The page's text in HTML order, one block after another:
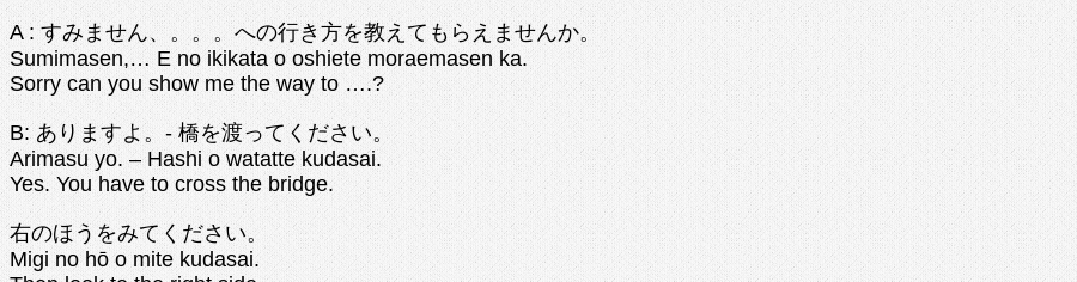
A : すみません、。。。への行き方を教えてもらえませんか。
Sumimasen,… E no ikikata o oshiete moraemasen ka.
Sorry can you show me the way to ….?
B: ありますよ。- 橋を渡ってください。
Arimasu yo. – Hashi o watatte kudasai.
Yes. You have to cross the bridge.
右のほうをみてください。
Migi no hō o mite kudasai.